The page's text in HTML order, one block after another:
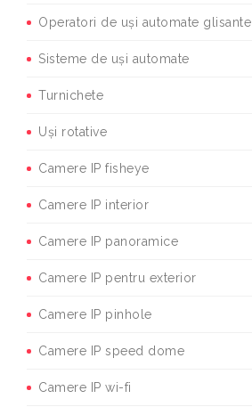
Operatori de uși automate glisante
Sisteme de uși automate
Turnichete
Uși rotative
Camere IP fisheye
Camere IP interior
Camere IP panoramice
Camere IP pentru exterior
Camere IP pinhole
Camere IP speed dome
Camere IP wi-fi